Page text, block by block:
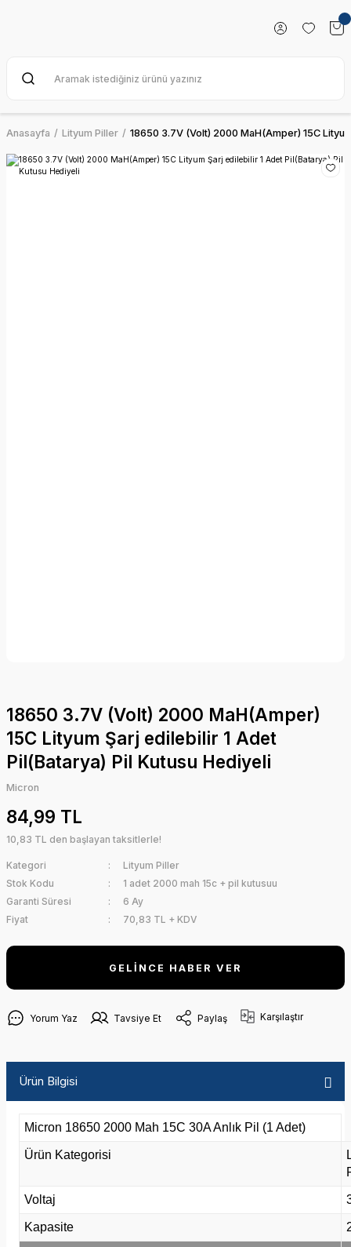
Anasayfa Lityum Piller 18650 3.7V (Volt) 2000 MaH(Amper) 15C
18650 3.7V (Volt) 2000 MaH(Amper)
15C Lityum Şarj edilebilir 1 Adet
Pil(Batarya) Pil Kutusu Hediyeli
Micron
84,99 TL
10,83 TL den başlayan taksitlerle!
Kategori
Lityum Piller
Stok Kodu
1 adet 2000 mah 15c + pil kutusuu
Garanti Süresi
6 Ay
Fiyat
70,83 TL + KDV
GELİNCE HABER VER
Yorum Yaz Tavsiye Et Paylaş Karşılaştır
Ürün Bilgisi
Micron 18650 2000 Mah 15C 30A Anlık Pil (1 Adet)
Ürün Kategorisi
Voltaj
Kapasite